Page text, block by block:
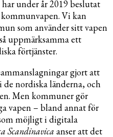
har under år 2019 beslutat
Vi kan
som använder sitt vapen
uppmärksamma ett
förtjänster.
gjort att
nordiska länderna, och
Men kommuner gör
vapen – bland annat för
möjligt i digitala
Scandinavica anser att det